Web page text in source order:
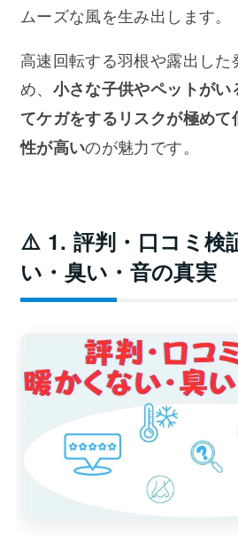
ムーズな風を生み出します。
高速回転する羽根や露出した
め、 小さな子供やペットが
てケガをするリスクが極め
性が高いのが魅力です。
⚠️ 1. 評判・口コミ検
い・臭い・音の真実